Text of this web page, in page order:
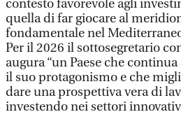
contesto favorevole agli
quella di far giocare al
fondamentale nel
Per il 2026 il sottosegretario
augura “un Paese che
il suo protagonismo e che
dare una prospettiva vera di
investendo nei settori